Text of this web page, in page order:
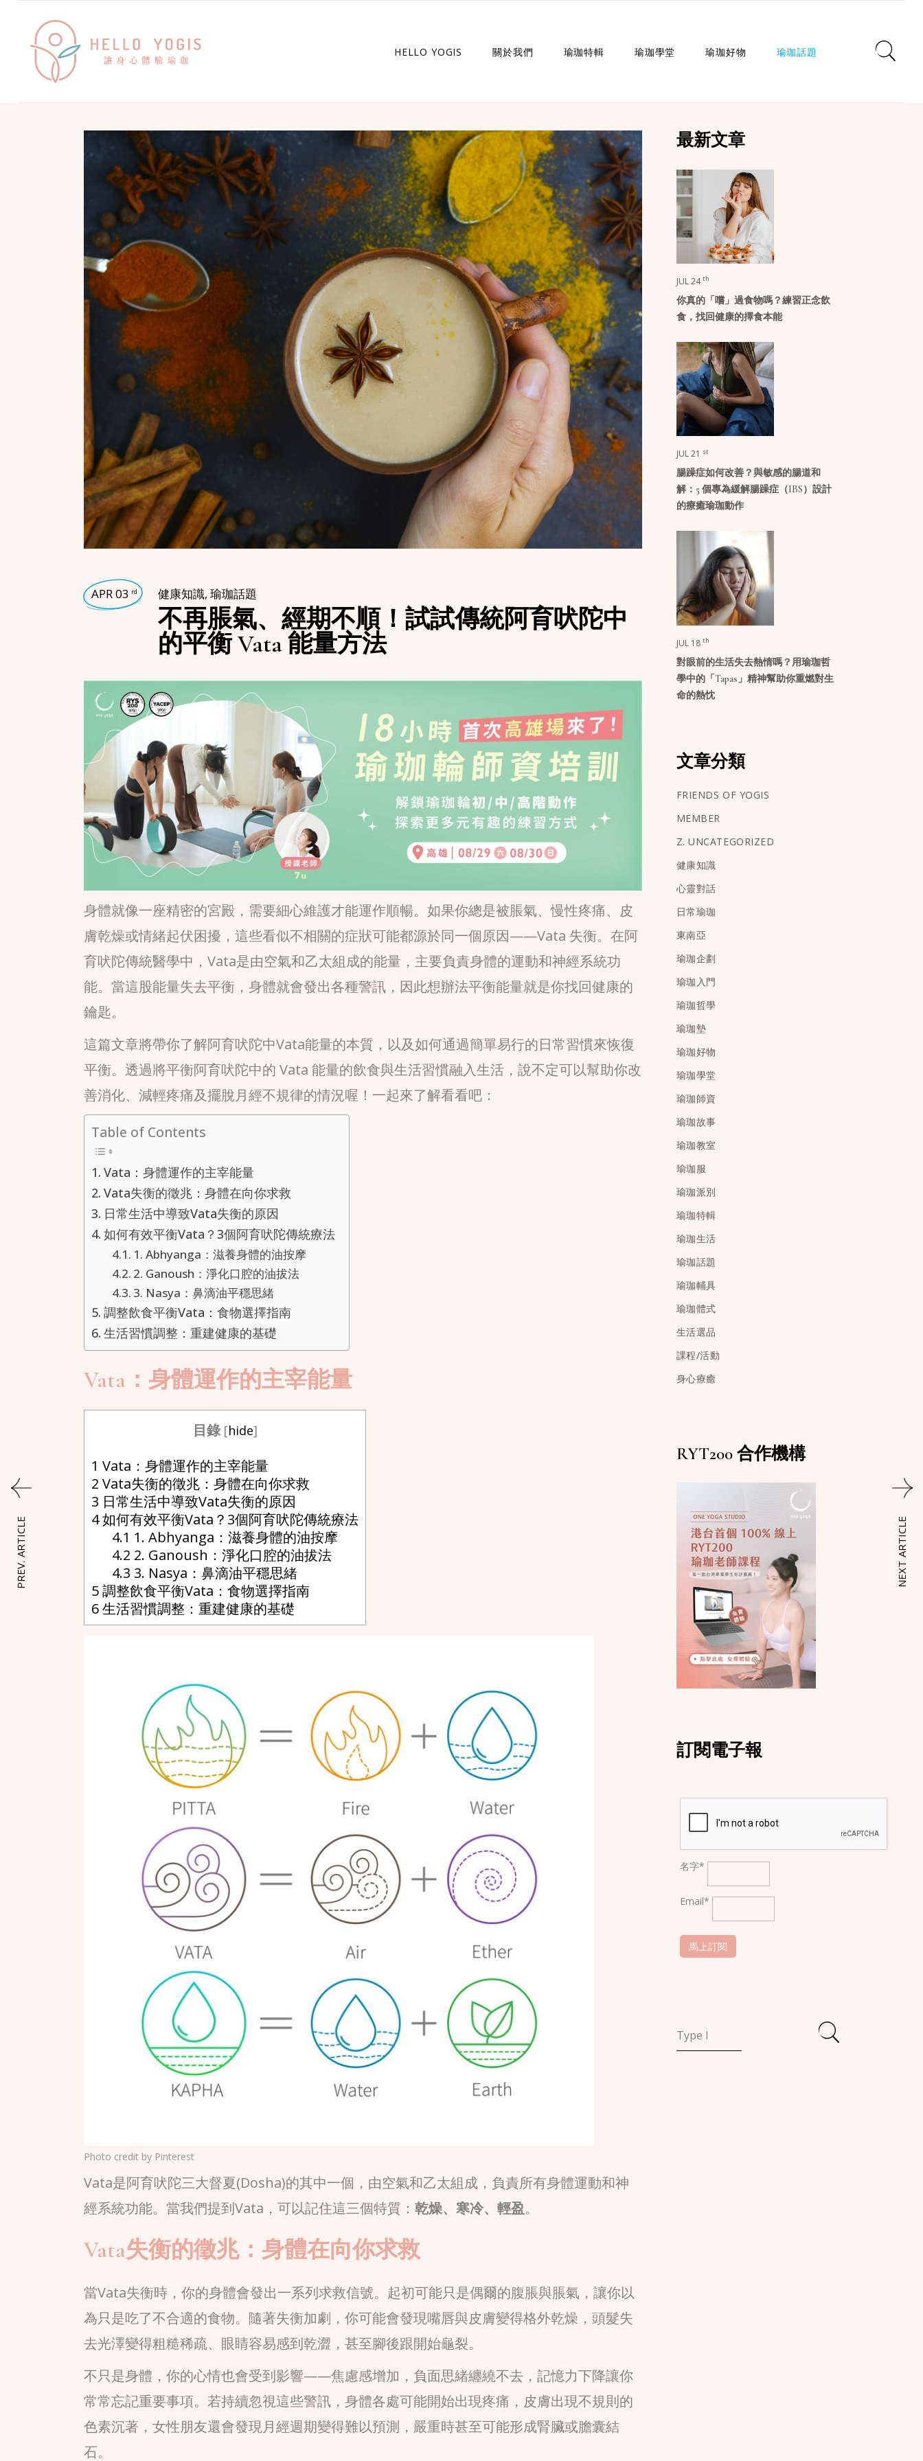
HELLO YOGIS 關於我們 瑜珈特輯
瑜珈企劃
瑜珈故事
瑜珈學堂
日常瑜珈
瑜珈入門
瑜珈派別
瑜珈師資
瑜珈體式
瑜珈好物
瑜珈墊
瑜珈服
瑜珈輔具
生活選品
課程/活動
瑜珈話題
APR 03 rd 健康知識, 瑜珈話題
不再脹氣、經期不順！試試傳統阿育吠陀中
的平衡 Vata 能量方法
身體就像一座精密的宮殿，需要細心維護才能運作順暢。如果你總是被脹氣、慢性疼痛、皮
膚乾燥或情緒起伏困擾，這些看似不相關的症狀可能都源於同一個原因——Vata 失衡。在阿
育吠陀傳統醫學中，Vata是由空氣和乙太組成的能量，主要負責身體的運動和神經系統功
能。當這股能量失去平衡，身體就會發出各種警訊，因此想辦法平衡能量就是你找回健康的
鑰匙。
這篇文章將帶你了解阿育吠陀中Vata能量的本質，以及如何通過簡單易行的日常習慣來恢復
平衡。透過將平衡阿育吠陀中的 Vata 能量的飲食與生活習慣融入生活，說不定可以幫助你改
善消化、減輕疼痛及擺脫月經不規律的情況喔！一起來了解看看吧：
Table of Contents
Vata：身體運作的主宰能量
Vata失衡的徵兆：身體在向你求救
日常生活中導致Vata失衡的原因
如何有效平衡Vata？3個阿育吠陀傳統療法
1. Abhyanga：滋養身體的油按摩
2. Ganoush：淨化口腔的油拔法
3. Nasya：鼻滴油平穩思緒
調整飲食平衡Vata：食物選擇指南
生活習慣調整：重建健康的基礎
Vata：身體運作的主宰能量
目錄 [hide]
1 Vata：身體運作的主宰能量
2 Vata失衡的徵兆：身體在向你求救
3 日常生活中導致Vata失衡的原因
4如何有效平衡Vata？3個阿育吠陀傳統療法
4.1 1. Abhyanga：滋養身體的油按摩
4.2 2. Ganoush：淨化口腔的油拔法
4.3 3. Nasya：鼻滴油平穩思緒
5調整飲食平衡Vata：食物選擇指南
6生活習慣調整：重建健康的基礎
Photo credit by Pinterest
Vata是阿育吠陀三大督夏(Dosha)的其中一個，由空氣和乙太組成，負責所有身體運動和神
經系統功能。當我們提到Vata，可以記住這三個特質： 乾燥、寒冷、輕盈。
Vata失衡的徵兆：身體在向你求救
當Vata失衡時，你的身體會發出一系列求救信號。起初可能只是偶爾的腹脹與脹氣，讓你以
為只是吃了不合適的食物。隨著失衡加劇，你可能會發現嘴唇與皮膚變得格外乾燥，頭髮失
去光澤變得粗糙稀疏、眼睛容易感到乾澀，甚至腳後跟開始龜裂。
不只是身體，你的心情也會受到影響——焦慮感增加，負面思緒纏繞不去，記憶力下降讓你
常常忘記重要事項。若持續忽視這些警訊，身體各處可能開始出現疼痛，皮膚出現不規則的
色素沉著，女性朋友還會發現月經週期變得難以預測，嚴重時甚至可能形成腎臟或膽囊結
石。
最新文章
JUL 24 th
你真的「嚐」過食物嗎？練習正念飲
食，找回健康的擇食本能
JUL 21 st
腸躁症如何改善？與敏感的腸道和
解：5 個專為緩解腸躁症（IBS）設計
的療癒瑜珈動作
JUL 18 th
對眼前的生活失去熱情嗎？用瑜珈哲
學中的「Tapas」精神幫助你重燃對生
命的熱忱
文章分類
FRIENDS OF YOGIS
MEMBER
Z. UNCATEGORIZED
健康知識
心靈對話
日常瑜珈
東南亞
瑜珈企劃
瑜珈入門
瑜珈哲學
瑜珈墊
瑜珈好物
瑜珈學堂
瑜珈師資
瑜珈故事
瑜珈教室
瑜珈服
瑜珈派別
瑜珈特輯
瑜珈生活
瑜珈話題
瑜珈輔具
瑜珈體式
生活選品
課程/活動
身心療癒
RYT200 合作機構
訂閱電子報
名字*
Email*
PREV. ARTICLE NEXT ARTICLE